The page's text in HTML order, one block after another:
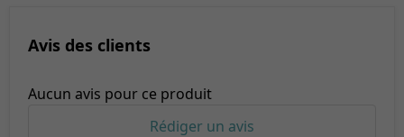
Avis des clients
Aucun avis pour ce produit
Rédiger un avis